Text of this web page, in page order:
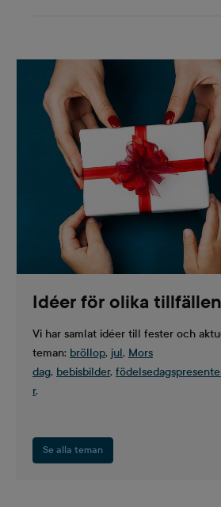
Idéer för olika tillfällen
Vi har samlat idéer till fester och
teman: bröllop, jul, Mors
dag, bebisbilder,
r.
Se alla teman